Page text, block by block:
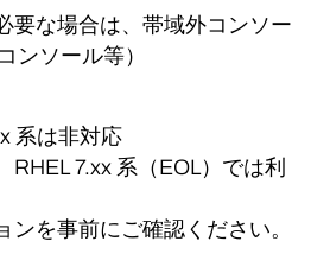
要な場合は、帯域外コンソー
ンソール等）
系は非対応
RHEL 7.xx 系（EOL）では利
ンを事前にご確認ください。